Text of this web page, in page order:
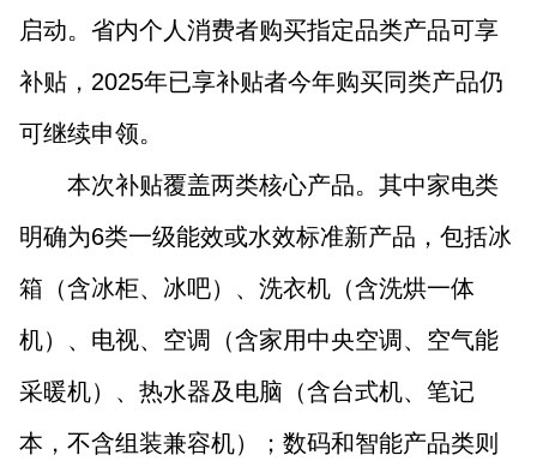
地方频道
临汾 运城
行业频道
教育 法治 三农
启动。省内个人消费者购买指定品类产品可享
补贴，2025年已享补贴者今年购买同类产品仍
可继续申领。
本次补贴覆盖两类核心产品。其中家电类
明确为6类一级能效或水效标准新产品，包括冰
箱（含冰柜、冰吧）、洗衣机（含洗烘一体
机）、电视、空调（含家用中央空调、空气能
采暖机）、热水器及电脑（含台式机、笔记
本，不含组装兼容机）；数码和智能产品类则